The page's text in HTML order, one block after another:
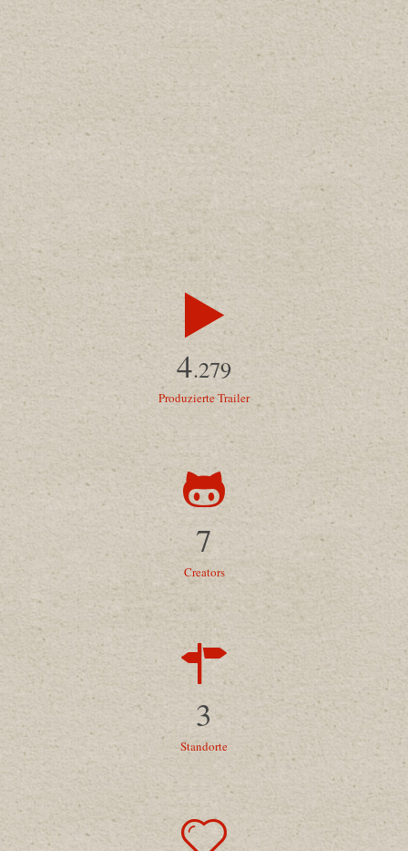
4.279
Produzierte Trailer
7
Creators
3
Standorte